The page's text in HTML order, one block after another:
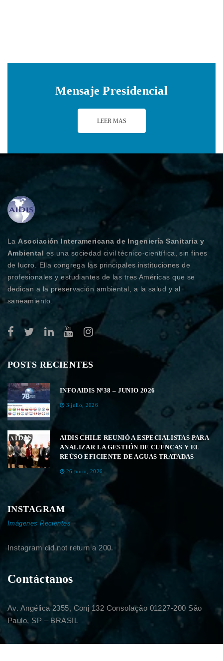
Mensaje Presidencial
LEER MAS
LaAsociación Interamericana de Ingeniería Sanitaria y
Ambiental es una sociedad civil técnico-científica, sin fines
de lucro. Ella congrega las principales instituciones de
profesionales y estudiantes de las tres Américas que se
dedican a la preservación ambiental, a la salud y al
saneamiento.
POSTS RECIENTES
INFOAIDIS Nº38 – JUNIO 2026
3 julio, 2026
AIDIS CHILE REUNIÓ A ESPECIALISTAS PARA
ANALIZAR LA GESTIÓN DE CUENCAS Y EL
REÚSO EFICIENTE DE AGUAS TRATADAS
26 junio, 2026
INSTAGRAM
Imágenes Recientes
Instagram did not return a 200.
Contáctanos
Av. Angélica 2355, Conj 132 Consolação 01227-200 São
Paulo, SP – BRASIL